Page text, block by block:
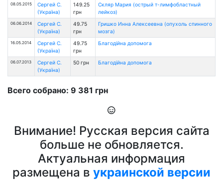
08.05.2015
Сергей С.
(Україна)
149.25
грн
Скляр Мария (острый т-лимфобластный
лейкоз)
06.06.2014
Сергей С.
(Україна)
49.75
грн
Гришко Инна Алексеевна (опухоль спинного
мозга)
16.05.2014
Сергей С.
(Україна)
49.75
грн
Благодійна допомога
06.07.2013
Сергей С.
(Україна)
50 грн Благодійна допомога
Всего собрано: 9 381 грн
Внимание! Русская версия сайта
больше не обновляется.
Актуальная информация
размещена в украинской версии